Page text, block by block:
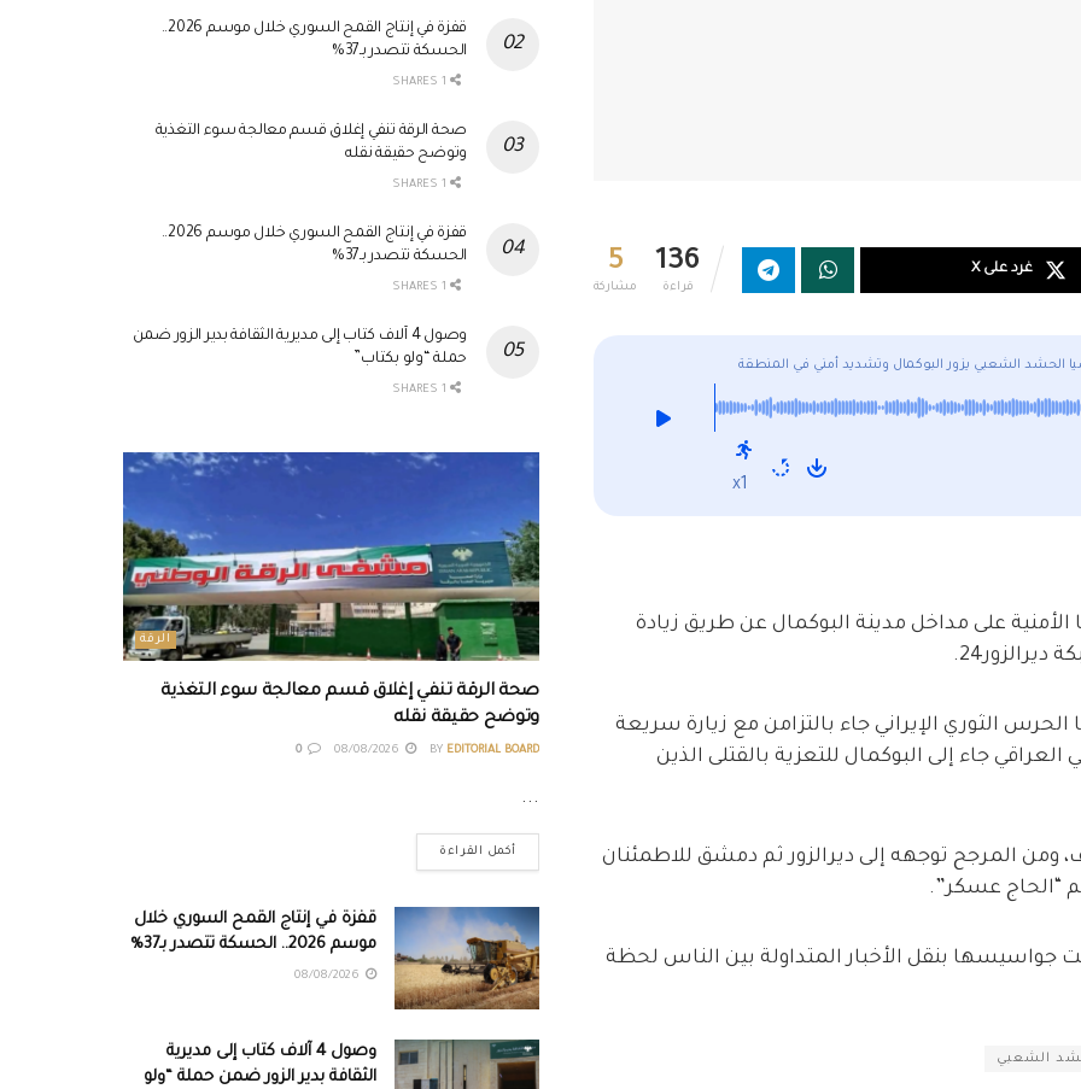
5
مشاركة
136
قراءة
غرد على X
الحشد الشعبي يزور البوكمال وتشديد أمني في المنطقة
x1
على مداخل مدينة البوكمال عن طريق زيادة
الثوري الإيراني جاء بالتزامن مع زيارة سريعة
جاء إلى البوكمال للتعزية بالقتلى الذين
ومن المرجح توجهه إلى ديرالزور ثم دمشق للاطمئنان
“الحاج عسكر”.
جواسيسها بنقل الأخبار المتداولة بين الناس لحظة
الشعبي
قفزة في إنتاج القمح السوري خلال موسم 2026..
الحسكة تتصدر بـ37%
صحة الرقة تنفي إغلاق قسم معالجة سوء التغذية
وتوضح حقيقة نقله
قفزة في إنتاج القمح السوري خلال موسم 2026..
الحسكة تتصدر بـ37%
وصول 4 آلاف كتاب إلى مديرية الثقافة بدير الزور ضمن
حملة “ولو بكتاب”
الرقة
صحة الرقة تنفي إغلاق قسم معالجة سوء التغذية
وتوضح حقيقة نقله
BY EDITORIAL BOARD
0
...
أكمل القراءة
قفزة في إنتاج القمح السوري خلال
موسم 2026.. الحسكة تتصدر بـ37%
وصول 4 آلاف كتاب إلى مديرية
الثقافة بدير الزور ضمن حملة “ولو